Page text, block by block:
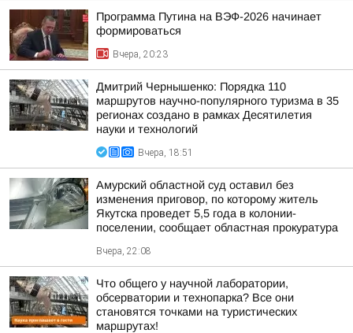
Программа Путина на ВЭФ-2026 начинает
формироваться
Вчера, 20:23
Дмитрий Чернышенко: Порядка 110
маршрутов научно-популярного туризма в 35
регионах создано в рамках Десятилетия
науки и технологий
Вчера, 18:51
Амурский областной суд оставил без
изменения приговор, по которому житель
Якутска проведет 5,5 года в колонии-
поселении, сообщает областная прокуратура
Вчера, 22:08
Что общего у научной лаборатории,
обсерватории и технопарка? Все они
становятся точками на туристических
маршрутах!